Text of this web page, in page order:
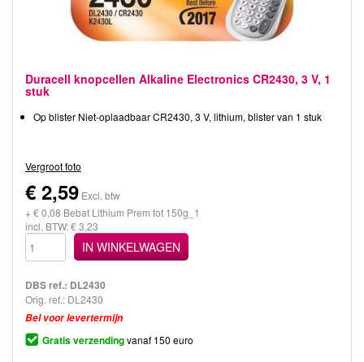
Duracell knopcellen Alkaline Electronics CR2430, 3 V, 1
stuk
Op blister Niet-oplaadbaar CR2430, 3 V, lithium, blister van 1 stuk
Vergroot foto
€ 2,59 Excl. btw
+ € 0,08 Bebat Lithium Prem tot 150g_1
incl. BTW: € 3,23
IN WINKELWAGEN
DBS ref.: DL2430
Orig. ref.: DL2430
Bel voor levertermijn
Gratis verzendingvanaf 150 euro